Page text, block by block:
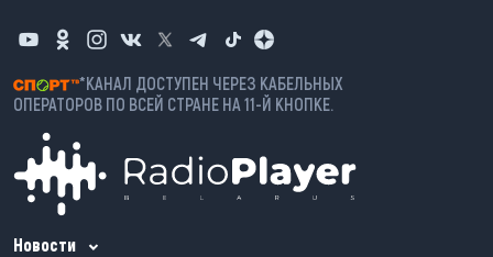
*КАНАЛ ДОСТУПЕН ЧЕРЕЗ КАБЕЛЬНЫХ
ОПЕРАТОРОВ ПО ВСЕЙ СТРАНЕ НА 11-Й КНОПКЕ.
Новости